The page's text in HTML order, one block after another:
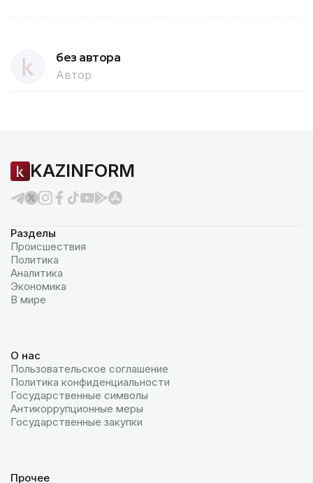
без автора
Автор
KAZINFORM
Разделы
Происшествия
Политика
Аналитика
Экономика
В мире
О нас
Пользовательское соглашение
Политика конфиденциальности
Государственные символы
Антикоррупционные меры
Государственные закупки
Прочее